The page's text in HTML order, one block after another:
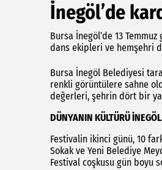
İnegöl’de
Bursa İnegöl’de 13
dans ekipleri ve hemşehri
Bursa İnegöl Belediyesi
renkli görüntülere sahne
değerleri, şehrin dört bir
DÜNYANIN KÜLTÜRÜ
Festivalin ikinci günü, 10
Sokak ve Yeni Belediye
Festival coşkusu gün boyu